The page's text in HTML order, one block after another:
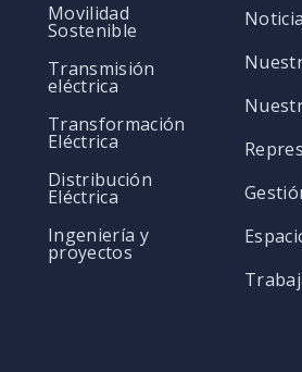
Movilidad
Sostenible
Transmisión
eléctrica
Transformación
Eléctrica
Distribución
Eléctrica
Ingeniería y
proyectos